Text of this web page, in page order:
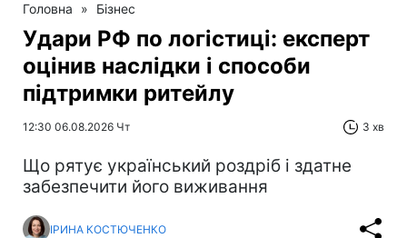
Головна » Бізнес
Удари РФ по логістиці: експерт
оцінив наслідки і способи
підтримки ритейлу
12:30 06.08.2026 Чт 3 хв
Що рятує український роздріб і здатне
забезпечити його виживання
ІРИНА КОСТЮЧЕНКО